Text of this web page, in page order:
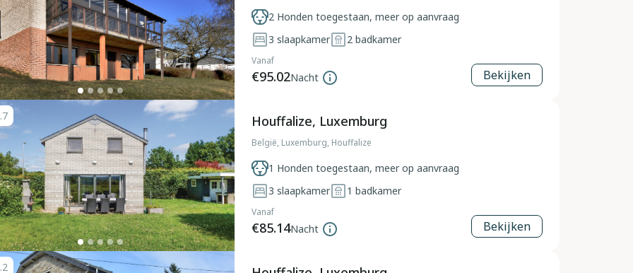
2 Honden toegestaan, meer op aanvraag
3 slaapkamer 2 badkamer
Vanaf
€95.02Nacht Bekijken
Houffalize, Luxemburg
België, Luxemburg, Houffalize
1 Honden toegestaan, meer op aanvraag
3 slaapkamer 1 badkamer
Vanaf
€85.14Nacht Bekijken